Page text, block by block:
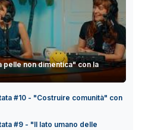
pelle non dimentica" con la
#10 - "Costruire comunità" con
#9 - "Il lato umano delle